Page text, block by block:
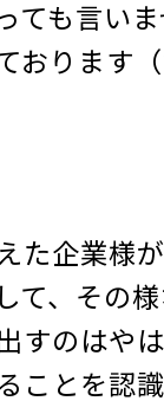
ても言い
おります
た企業様
て、その
すのはや
ことを認